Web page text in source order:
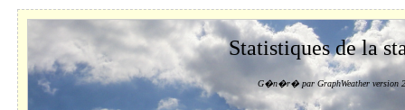
Statistiques de la
G�n�r� par GraphWeather version